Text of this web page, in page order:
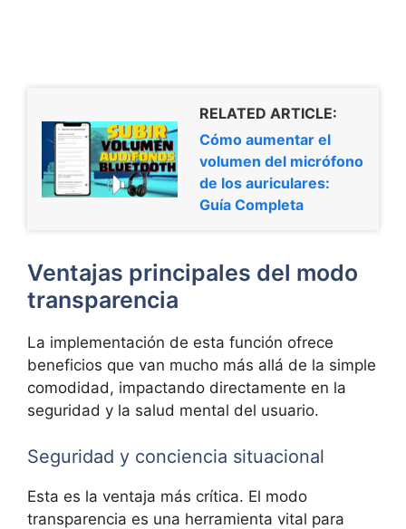
RELATED ARTICLE:
Cómo aumentar el
volumen del micrófono
de los auriculares:
Guía Completa
Ventajas principales del modo
transparencia
La implementación de esta función ofrece
beneficios que van mucho más allá de la simple
comodidad, impactando directamente en la
seguridad y la salud mental del usuario.
Seguridad y conciencia situacional
Esta es la ventaja más crítica. El modo
transparencia es una herramienta vital para